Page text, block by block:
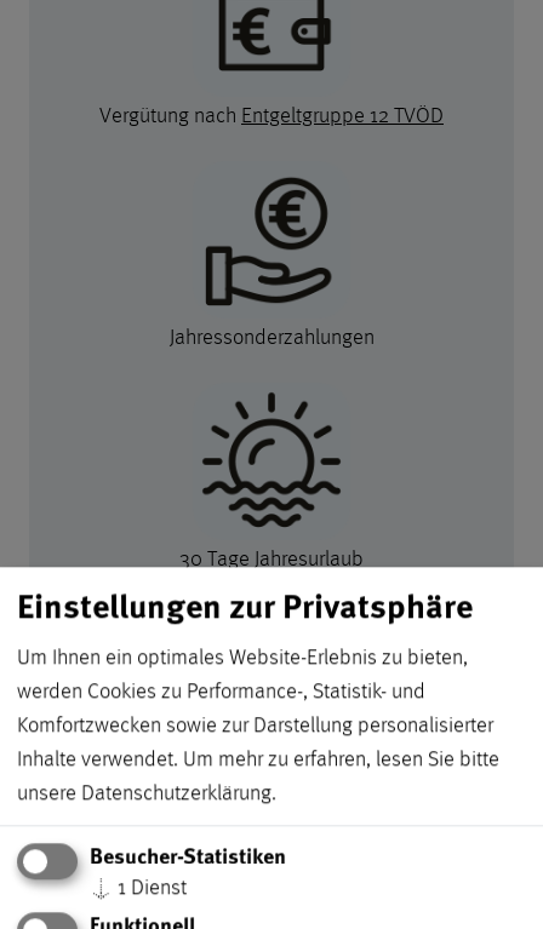
Vergütung nach Entgeltgruppe 12 TVÖD
Jahressonderzahlungen
30 Tage Jahresurlaub
von uns finanzierte betriebliche Altersversorgung
Einstellungen zur Privatsphäre
Um Ihnen ein optimales Website-Erlebnis zu bieten,
werden Cookies zu Performance-, Statistik- und
Komfortzwecken sowie zur Darstellung personalisierter
Inhalte verwendet. Um mehr zu erfahren, lesen Sie bitte
unsere Datenschutzerklärung.
Besucher-Statistiken
↓ 1 Dienst